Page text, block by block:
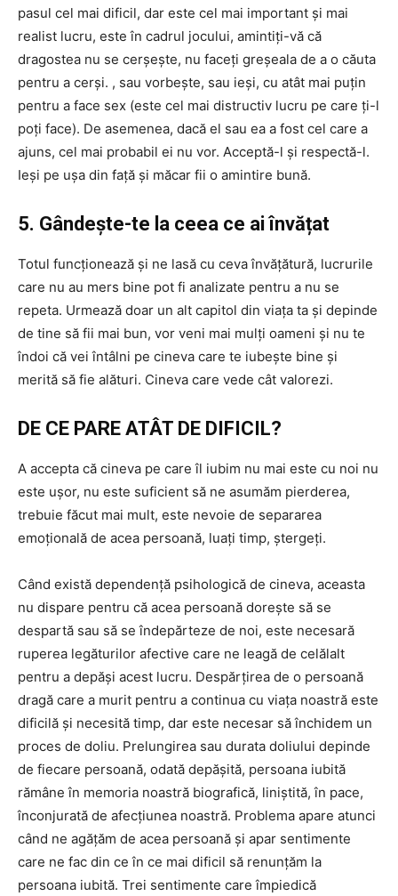
pasul cel mai dificil, dar este cel mai important și mai
realist lucru, este în cadrul jocului, amintiți-vă că
dragostea nu se cerșește, nu faceți greșeala de a o căuta
pentru a cerși. , sau vorbește, sau ieși, cu atât mai puțin
pentru a face sex (este cel mai distructiv lucru pe care ți-l
poți face). De asemenea, dacă el sau ea a fost cel care a
ajuns, cel mai probabil ei nu vor. Acceptă-l și respectă-l.
Ieși pe ușa din față și măcar fii o amintire bună.
5. Gândește-te la ceea ce ai învățat
Totul funcționează și ne lasă cu ceva învățătură, lucrurile
care nu au mers bine pot fi analizate pentru a nu se
repeta. Urmează doar un alt capitol din viața ta și depinde
de tine să fii mai bun, vor veni mai mulți oameni și nu te
îndoi că vei întâlni pe cineva care te iubește bine și
merită să fie alături. Cineva care vede cât valorezi.
DE CE PARE ATÂT DE DIFICIL?
A accepta că cineva pe care îl iubim nu mai este cu noi nu
este ușor, nu este suficient să ne asumăm pierderea,
trebuie făcut mai mult, este nevoie de separarea
emoțională de acea persoană, luați timp, ștergeți.
Când există dependență psihologică de cineva, aceasta
nu dispare pentru că acea persoană dorește să se
despartă sau să se îndepărteze de noi, este necesară
ruperea legăturilor afective care ne leagă de celălalt
pentru a depăși acest lucru. Despărțirea de o persoană
dragă care a murit pentru a continua cu viața noastră este
dificilă și necesită timp, dar este necesar să închidem un
proces de doliu. Prelungirea sau durata doliului depinde
de fiecare persoană, odată depășită, persoana iubită
rămâne în memoria noastră biografică, liniștită, în pace,
înconjurată de afecțiunea noastră. Problema apare atunci
când ne agățăm de acea persoană și apar sentimente
care ne fac din ce în ce mai dificil să renunțăm la
persoana iubită. Trei sentimente care împiedică